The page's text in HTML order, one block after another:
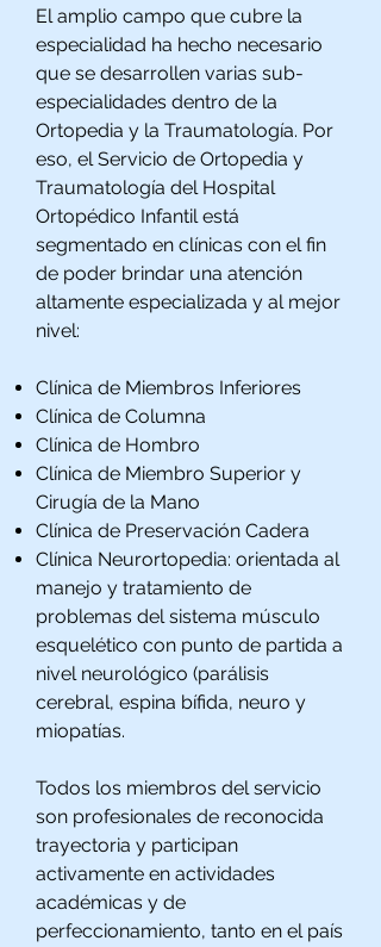
El amplio campo que cubre la
especialidad ha hecho necesario
que se desarrollen varias sub-
especialidades dentro de la
Ortopedia y la Traumatología. Por
eso, el Servicio de Ortopedia y
Traumatología del Hospital
Ortopédico Infantil está
segmentado en clínicas con el fin
de poder brindar una atención
altamente especializada y al mejor
nivel:
Clínica de Miembros Inferiores
Clínica de Columna
Clínica de Hombro
Clínica de Miembro Superior y
Cirugía de la Mano
Clínica de Preservación Cadera
Clínica Neurortopedia: orientada al
manejo y tratamiento de
problemas del sistema músculo
esquelético con punto de partida a
nivel neurológico (parálisis
cerebral, espina bífida, neuro y
miopatías.
Todos los miembros del servicio
son profesionales de reconocida
trayectoria y participan
activamente en actividades
académicas y de
perfeccionamiento, tanto en el país